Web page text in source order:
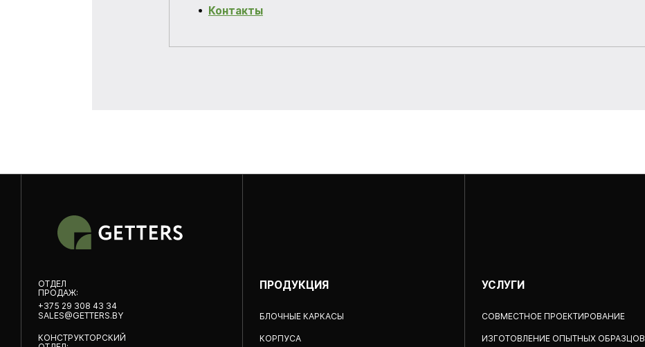
Контакты
OТДЕЛ
ПРОДАЖ:
+375 29 308 43 34
SALES@GETTERS.BY
КОНСТРУКТОРСКИЙ
ПРОДУКЦИЯ
БЛОЧНЫЕ КАРКАСЫ
КОРПУСА
УСЛУГИ
СОВМЕСТНОЕ ПРОЕКТИРОВАНИЕ
ИЗГОТОВЛЕНИЕ ОПЫТНЫХ ОБРАЗЦОВ